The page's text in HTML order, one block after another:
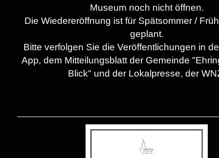
Museum noch nicht öffnen.
Die Wiedereröffnung ist für Spätsommer /
geplant.
Bitte verfolgen Sie die Veröffentlichungen in
App, dem Mitteilungsblatt der Gemeinde
Blick" und der Lokalpresse, der